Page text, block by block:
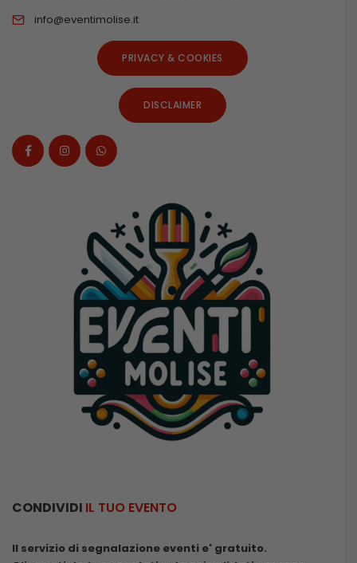
info@eventimolise.it
PRIVACY & COOKIES
DISCLAIMER
CONDIVIDI IL TUO EVENTO
Il servizio di segnalazione eventi e' gratuito.